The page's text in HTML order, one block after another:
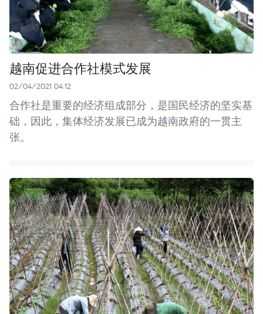
越南促进合作社模式发展
02/04/2021 04:12
合作社是重要的经济组成部分，是国民经济的坚实基
础，因此，集体经济发展已成为越南政府的一贯主
张。